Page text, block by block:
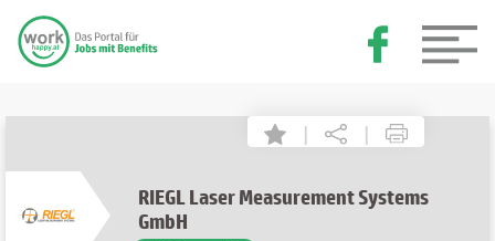
| |
RIEGL Laser Measurement Systems
GmbH